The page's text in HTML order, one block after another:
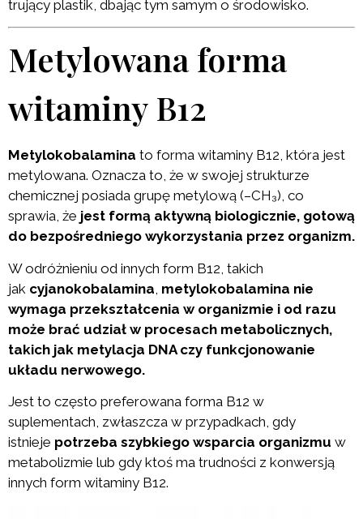
trujący plastik, dbając tym samym o środowisko.
Metylowana forma
witaminy B12
Metylokobalamina to forma witaminy B12, która jest
metylowana. Oznacza to, że w swojej strukturze
chemicznej posiada grupę metylową (–CH₃), co
sprawia, że jest formą aktywną biologicznie, gotową
do bezpośredniego wykorzystania przez organizm.
W odróżnieniu od innych form B12, takich
jak cyjanokobalamina metylokobalamina nie
wymaga przekształcenia w organizmie i od razu
może brać udział w procesach metabolicznych,
takich jak metylacja DNA czy funkcjonowanie
układu nerwowego.
Jest to często preferowana forma B12 w
suplementach, zwłaszcza w przypadkach, gdy
istnieje potrzeba szybkiego wsparcia organizmu w
metabolizmie lub gdy ktoś ma trudności z konwersją
innych form witaminy B12.